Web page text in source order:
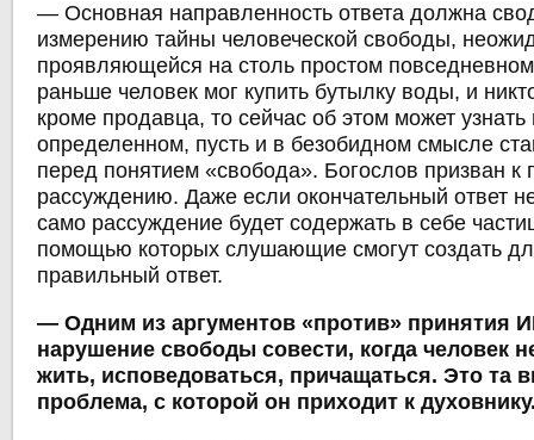
― Основная направленность ответа должна
измерению тайны человеческой свободы,
проявляющейся на столь простом
раньше человек мог купить бутылку воды, и
кроме продавца, то сейчас об этом может
определенном, пусть и в безобидном смысле
перед понятием «свобода». Богослов призван к
рассуждению. Даже если окончательный ответ
само рассуждение будет содержать в себе
помощью которых слушающие смогут создать
правильный ответ.
― Одним из аргументов «против» принятия
нарушение свободы совести, когда человек
жить, исповедоваться, причащаться. Это та
проблема, с которой он приходит к